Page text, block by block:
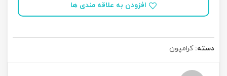
افزودن به علاقه مندی ها
دسته: کرامپون